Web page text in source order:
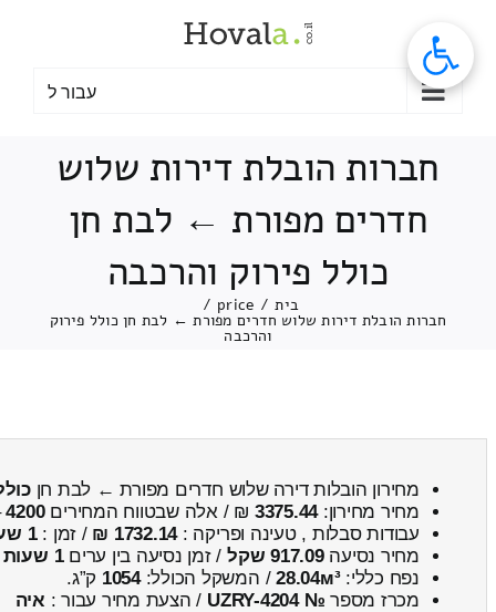
עבור ל
חברות הובלת דירות שלוש
חדרים מפורת ← לבת חן
כולל פירוק והרכבה
בית /
price
/
חברות הובלת דירות שלוש חדרים מפורת ← לבת חן כולל פירוק
והרכבה
מחירון הובלות דירה שלוש חדרים מפורת ← לבת חן
מחיר מחירון:3375.44 ₪ / אלה שבטווח המחירים4200
עבודות סבלות , טעינה ופריקה :1732.14 ₪ / זמן :1 שעות 15 דקות
מחיר נסיעה917.09 שקל / זמן נסיעה בין ערים1 שעות , 17 דקות
נפח כללי:28.04м³/ המשקל הכולל:1054 ק”ג.
מכרז מספר № UZRY-4204 / הצעת מחיר עבור : איה